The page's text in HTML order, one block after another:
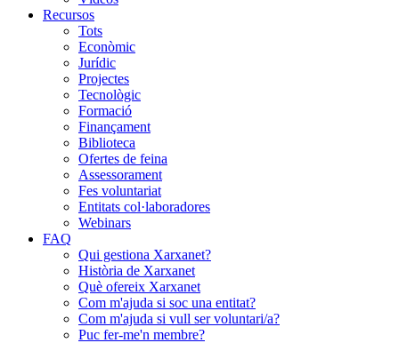
Recursos
Tots
Econòmic
Jurídic
Projectes
Tecnològic
Formació
Finançament
Biblioteca
Ofertes de feina
Assessorament
Fes voluntariat
Entitats col·laboradores
Webinars
FAQ
Qui gestiona Xarxanet?
Història de Xarxanet
Què ofereix Xarxanet
Com m'ajuda si soc una entitat?
Com m'ajuda si vull ser voluntari/a?
Puc fer-me'n membre?